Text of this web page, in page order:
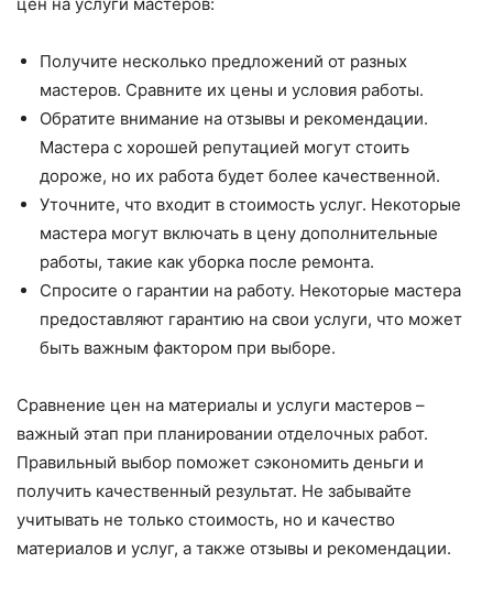
Получите несколько предложений от разных
мастеров. Сравните их цены и условия работы.
Обратите внимание на отзывы и рекомендации.
Мастера с хорошей репутацией могут стоить
дороже, но их работа будет более качественной.
Уточните, что входит в стоимость услуг. Некоторые
мастера могут включать в цену дополнительные
работы, такие как уборка после ремонта.
Спросите о гарантии на работу. Некоторые мастера
предоставляют гарантию на свои услуги, что может
быть важным фактором при выборе.
Сравнение цен на материалы и услуги мастеров –
важный этап при планировании отделочных работ.
Правильный выбор поможет сэкономить деньги и
получить качественный результат. Не забывайте
учитывать не только стоимость, но и качество
материалов и услуг, а также отзывы и рекомендации.